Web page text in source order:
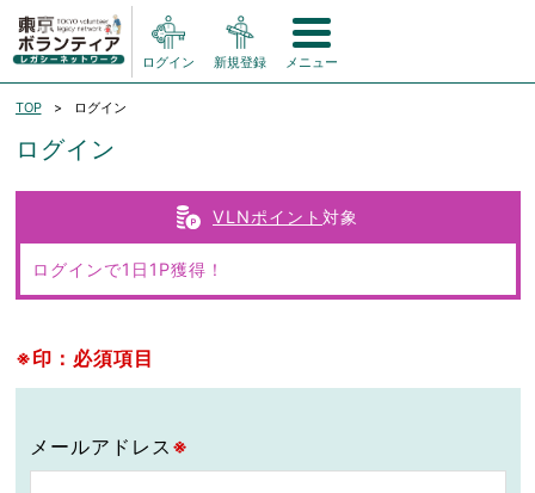
ログイン 新規登録 メニュー
TOP ログイン
ログイン
VLNポイント 対象
ログインで1日1P獲得！
※印：必須項目
メールアドレス ※